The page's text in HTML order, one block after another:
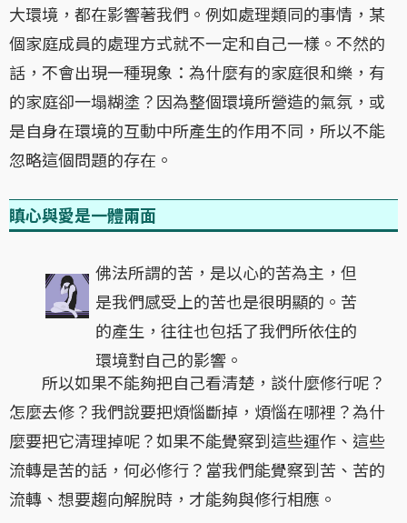
大環境，都在影響著我們。例如處理類同的事情，某
個家庭成員的處理方式就不一定和自己一樣。不然的
話，不會出現一種現象：為什麼有的家庭很和樂，有
的家庭卻一塌糊塗？因為整個環境所營造的氣氛，或
是自身在環境的互動中所產生的作用不同，所以不能
忽略這個問題的存在。
瞋心與愛是一體兩面
佛法所謂的苦，是以心的苦為主，但
是我們感受上的苦也是很明顯的。苦
的產生，往往也包括了我們所依住的
環境對自己的影響。
所以如果不能夠把自己看清楚，談什麼修行呢？
怎麼去修？我們說要把煩惱斷掉，煩惱在哪裡？為什
麼要把它清理掉呢？如果不能覺察到這些運作、這些
流轉是苦的話，何必修行？當我們能覺察到苦、苦的
流轉、想要趨向解脫時，才能夠與修行相應。